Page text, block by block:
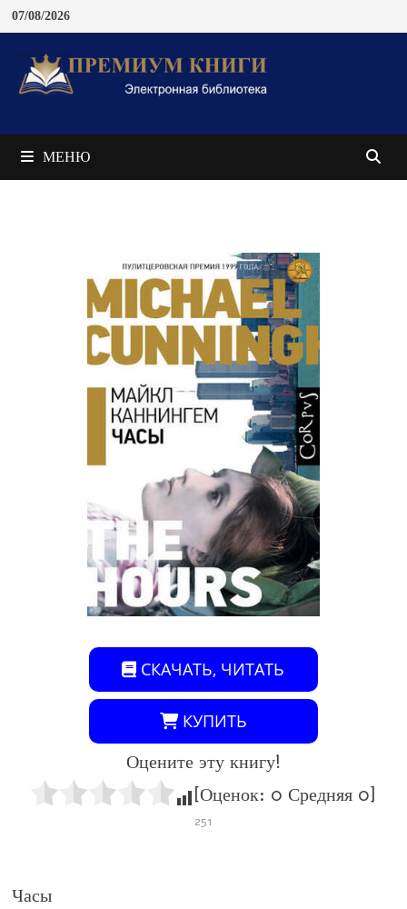
Перейти
содержимому
07/08/2026
МЕНЮ
СКАЧАТЬ, ЧИТАТЬ
КУПИТЬ
Оцените эту книгу!
[Оценок: 0 Средняя 0]
251
Часы